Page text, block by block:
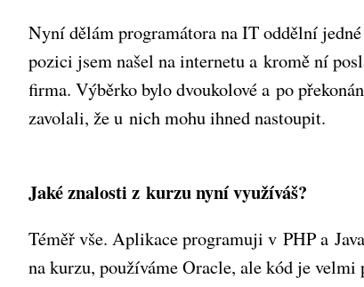
Nyní dělám programátora na IT oddělní
pozici jsem našel na internetu a kromě ní
firma. Výběrko bylo dvoukolové a po
zavolali, že u nich mohu ihned nastoupit.
Jaké znalosti z kurzu nyní využíváš?
Téměř vše. Aplikace programuji v PHP a
na kurzu, používáme Oracle, ale kód je